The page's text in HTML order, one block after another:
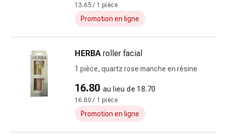
Sutures
cutanées
colle
tissulaire
vésicante
Tampons
médicaux
13.65 / 1 pièce
Promotion en ligne
HERBA roller facial
1 pièce, quartz rose manche en résine
16.80 au lieu de 18.70
16.80 / 1 pièce
Promotion en ligne